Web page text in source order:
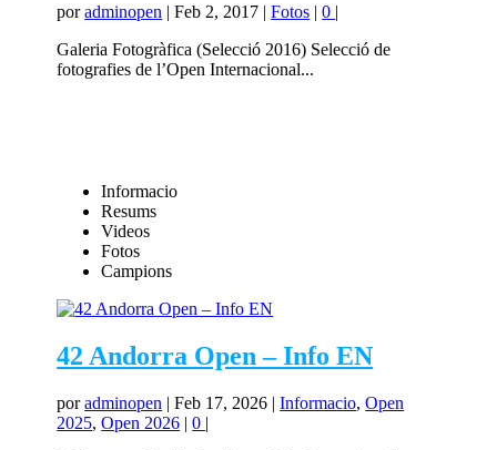
poradminopen |Feb 2, 2017 |Fotos |0 |
Galeria Fotogràfica (Selecció 2016) Selecció de
fotografies de l’Open Internacional...
Informacio
Resums
Videos
Fotos
Campions
42 Andorra Open – Info EN
poradminopen |Feb 17, 2026 |Informacio,Open
2025,Open 2026 |0 |